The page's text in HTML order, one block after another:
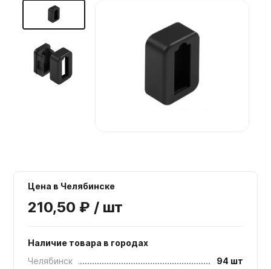
Мебельные образцы, каталоги
Цена в Челябинске
210,50 ₽ / шт
Наличие товара в городах
Челябинск
94 шт